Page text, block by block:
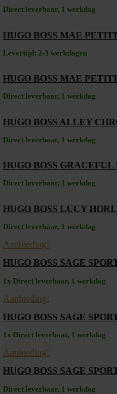
Direct leverbaar, 1 werkdag
HUGO BOSS MAE
Levertijd: 2-3 werkdagen
HUGO BOSS MAE
Direct leverbaar, 1 werkdag
HUGO BOSS ALLEY
Direct leverbaar, 1 werkdag
HUGO BOSS
Direct leverbaar, 1 werkdag
HUGO BOSS LUCY
Direct leverbaar, 1 werkdag
Aanbieding!
HUGO BOSS SAGE
1x Direct leverbaar, 1 werkdag
Aanbieding!
HUGO BOSS SAGE
1x Direct leverbaar, 1 werkdag
Aanbieding!
HUGO BOSS SAGE
Direct leverbaar, 1 werkdag